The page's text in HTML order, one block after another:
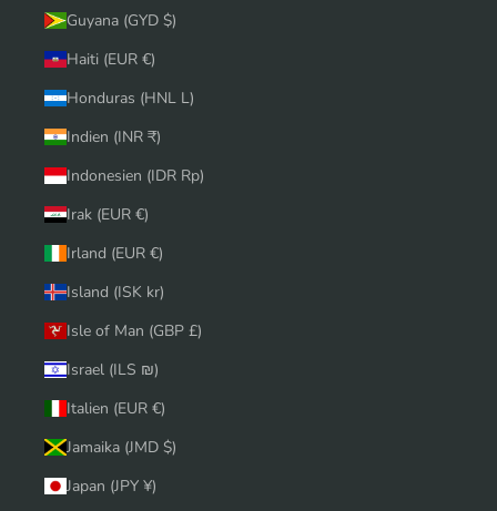
Guyana (GYD $)
Haiti (EUR €)
Honduras (HNL L)
Indien (INR ₹)
Indonesien (IDR Rp)
Irak (EUR €)
Irland (EUR €)
Island (ISK kr)
Isle of Man (GBP £)
Israel (ILS ₪)
Italien (EUR €)
Jamaika (JMD $)
Japan (JPY ¥)